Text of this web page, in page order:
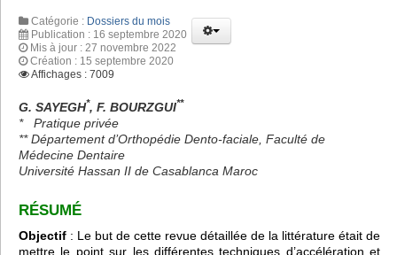
Catégorie : Dossiers du mois
Publication : 16 septembre 2020
Mis à jour : 27 novembre 2022
Création : 15 septembre 2020
Affichages : 7009
G. SAYEGH*, F. BOURZGUI**
*
Pratique privée
** Département d’Orthopédie Dento-faciale, Faculté de
Médecine Dentaire
Université Hassan II de Casablanca Maroc
RÉSUMÉ
Objectif : Le but de cette revue détaillée de la littérature était de
mettre le point sur les différentes techniques d’accélération et